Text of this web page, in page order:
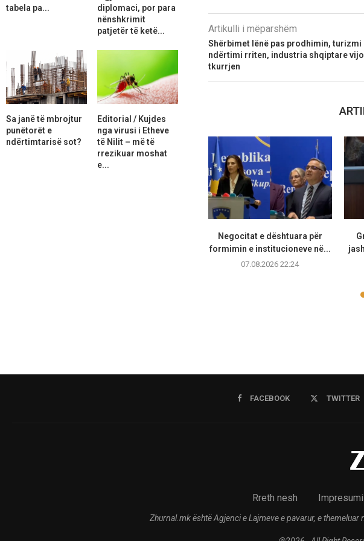
Artikulli i mëparshëm
Shërbimet lënë pas prodhimin, turizmi
ndërtimi rriten, industria shqiptare
tkurrjen
Negocitat e dështuara për
formimin e institucioneve në...
07.08.2026 22:24
tabela pa...
diplomaci, por para
nënshkrimit
patjetër të ketë...
Sa janë të mbrojtur
punëtorët e
ndërtimtarisë sot?
Editorial / Kujdes
nga virusi i Etheve
të Nilit – më të
rrezikuar moshat
e...
FACEBOOK TWITTER
Rreth nesh Impresumi
Zhurnal.mk është Agjenci e Lajmeve e pavarur, e